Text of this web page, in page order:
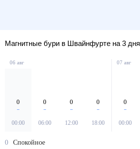
Магнитные бури в Швайнфурте на 3 дня
06 авг
0
00:00
0
06:00
0
12:00
0
18:00
07 авг
0
00:00
0
Спокойное